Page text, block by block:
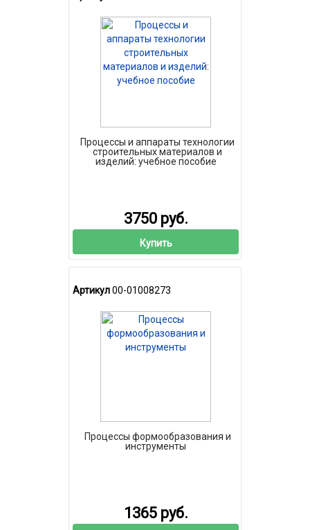
Процессы и аппараты технологии
строительных материалов и
изделий: учебное пособие
3750 руб.
Купить
Артикул00-01008273
Процессы формообразования и
инструменты
1365 руб.